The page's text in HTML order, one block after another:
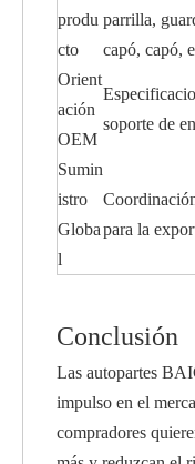
produ
cto
parrilla,
capó, capó,
Orient
ación
OEM
soporte de
Sumin
istro
Globa
l
para la
Conclusión
Las autopartes
impulso en el
compradores